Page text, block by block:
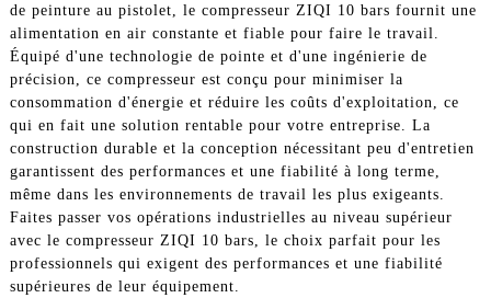
de peinture au pistolet, le compresseur ZIQI 10 bars fournit une
alimentation en air constante et fiable pour faire le travail.
Équipé d'une technologie de pointe et d'une ingénierie de
précision, ce compresseur est conçu pour minimiser la
consommation d'énergie et réduire les coûts d'exploitation, ce
qui en fait une solution rentable pour votre entreprise. La
construction durable et la conception nécessitant peu d'entretien
garantissent des performances et une fiabilité à long terme,
même dans les environnements de travail les plus exigeants.
Faites passer vos opérations industrielles au niveau supérieur
avec le compresseur ZIQI 10 bars, le choix parfait pour les
professionnels qui exigent des performances et une fiabilité
supérieures de leur équipement.